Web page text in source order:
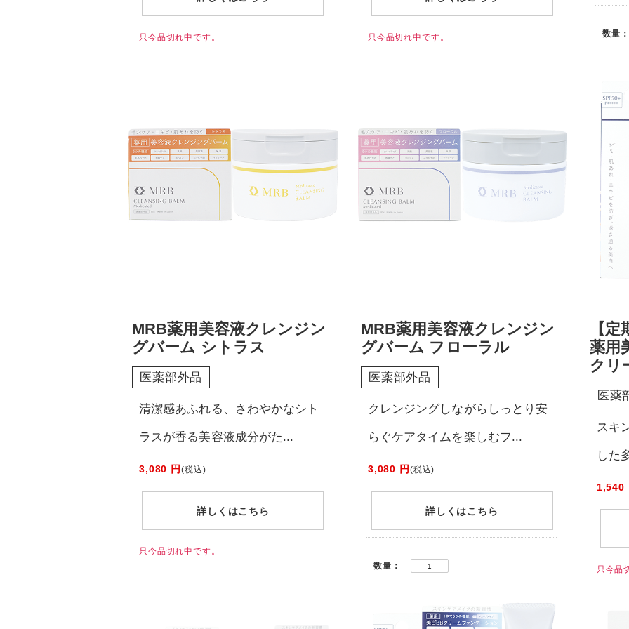
只今品切れ中です。 只今品切れ中です。 数量：
MRB薬用美容液クレンジン
グバーム シトラス
医薬部外品
清潔感あふれる、さわやかなシト
ラスが香る美容液成分がた...
3,080 円 (税込)
詳しくはこちら
只今品切れ中です。
MRB薬用美容液クレンジン
グバーム フローラル
医薬部外品
クレンジングしながらしっとり安
らぐケアタイムを楽しむフ...
3,080 円 (税込)
詳しくはこちら
数量：
【
薬用
クリ
医薬
スキ
した
1,540
只今品